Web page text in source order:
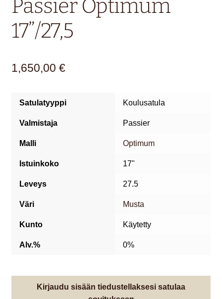
Passier Optimum
17”/27,5
1,650,00 €
Satulatyyppi Koulusatula
Valmistaja Passier
Malli Optimum
Istuinkoko 17"
Leveys 27.5
Väri Musta
Kunto Käytetty
Alv.% 0%
Kirjaudu sisään tiedustellaksesi satulaa